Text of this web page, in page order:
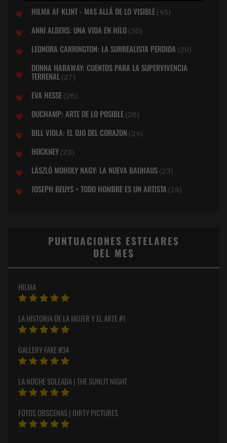
HILMA AF KLINT - MAS ALLÁ DE LO VISIBLE (45)
ANNI ALBERS: UNA VIDA EN HILO (30)
LEONORA CARRINGTON: LA SURREALISTA PERDIDA (29)
DONNA HARAWAY: CUENTOS PARA LA SUPERVIVENCIA
TERRENAL (27)
EVA HESSE (26)
DUCHAMP: ARTE DE LO POSIBLE (26)
BILL VIOLA: EL OJO DEL CORAZON (24)
HOCKNEY (23)
LÁSZLÓ MOHOLY NAGY: LA NUEVA BAUHAUS (23)
JOSEPH BEUYS > TODO HOMBRE ES UN ARTISTA (19)
PUNTUACIONES ESTELARES
DEL MES
HILMA
LA HISTORIA DE LA MUJER Y EL ARTE #1
GALLERY FAKE #34
LA NOCHE SOLEADA | THE SUNLIT NIGHT
FOTOS OBSCENAS | DIRTY PICTURES